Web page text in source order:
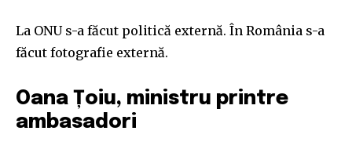
La ONU s-a făcut politică externă. În România s-a
făcut fotografie externă.
Oana Țoiu, ministru printre
ambasadori